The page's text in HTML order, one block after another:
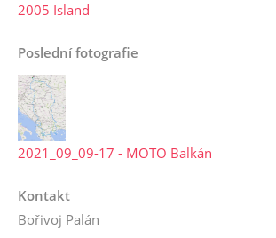
2005 Island
Poslední fotografie
2021_09_09-17 - MOTO Balkán
Kontakt
Bořivoj Palán